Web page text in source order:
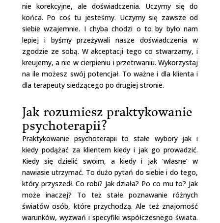
nie korekcyjne, ale doświadczenia. Uczymy się do
końca. Po coś tu jesteśmy. Uczymy się zawsze od
siebie wzajemnie. I chyba chodzi o to by było nam
lepiej i byśmy przeżywali nasze doświadczenia w
zgodzie ze sobą. W akceptacji tego co stwarzamy, i
kreujemy, a nie w cierpieniu i przetrwaniu. Wykorzystaj
na ile możesz swój potencjał. To ważne i dla klienta i
dla terapeuty siedzącego po drugiej stronie.
Jak rozumiesz praktykowanie
psychoterapii?
Praktykowanie psychoterapii to stałe wybory jak i
kiedy podążać za klientem kiedy i jak go prowadzić.
Kiedy się dzielić swoim, a kiedy i jak 'własne’ w
nawiasie utrzymać. To dużo pytań do siebie i do tego,
który przyszedł. Co robi? Jak działa? Po co mu to? Jak
może inaczej? To też stałe poznawanie różnych
światów osób, które przychodzą. Ale też znajomość
warunków, wyzwań i specyfiki współczesnego świata.